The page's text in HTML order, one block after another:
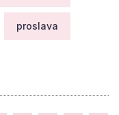
proslava